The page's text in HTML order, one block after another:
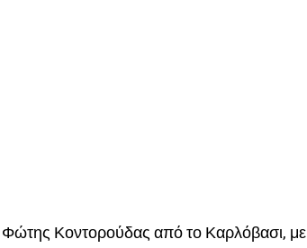
Κοντορούδας από το Καρλόβασι, με